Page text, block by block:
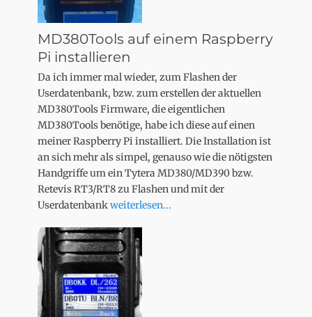
MD380Tools auf einem Raspberry
Pi installieren
Da ich immer mal wieder, zum Flashen der
Userdatenbank, bzw. zum erstellen der aktuellen
MD380Tools Firmware, die eigentlichen
MD380Tools benötige, habe ich diese auf einen
meiner Raspberry Pi installiert. Die Installation ist
an sich mehr als simpel, genauso wie die nötigsten
Handgriffe um ein Tytera MD380/MD390 bzw.
Retevis RT3/RT8 zu Flashen und mit der
Userdatenbankweiterlesen...